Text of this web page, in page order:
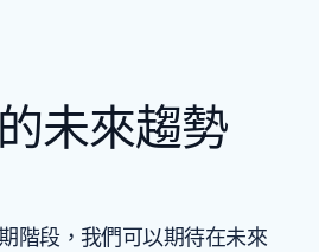
未來趨勢
階段，我們可以期待在未來